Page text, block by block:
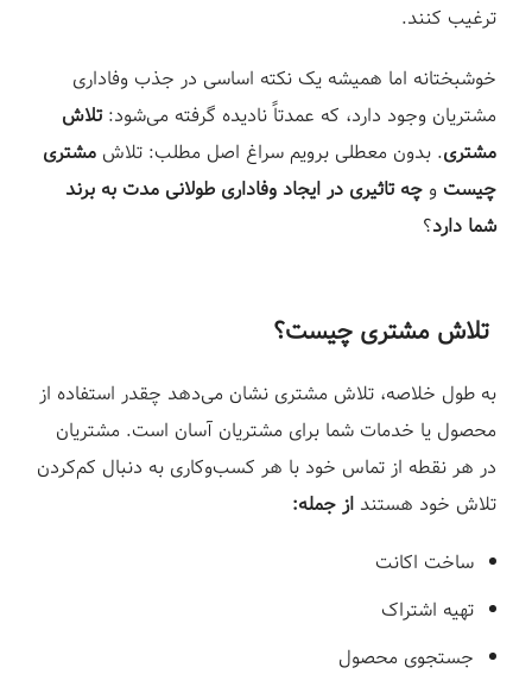
ترغیب کنند.
خوشبختانه اما همیشه یک نکته اساسی در جذب وفاداری
مشتریان وجود دارد، که عمدتاً نادیده گرفته می‌شود:تلاش
مشتری. بدون معطلی برویم سراغ اصل مطلب: تلاش مشتری
چیست و چه تاثیری در ایجاد وفاداری طولانی مدت به برند
شما دارد؟
تلاش مشتری چیست؟
به طول خلاصه، تلاش مشتری نشان می‌دهد چقدر استفاده از
محصول یا خدمات شما برای مشتریان آسان است. مشتریان
در هر نقطه از تماس خود با هر کسب‌وکاری به دنبال کم‌کردن
تلاش خود هستند از جمله:
ساخت اکانت
تهیه اشتراک
جستجوی محصول